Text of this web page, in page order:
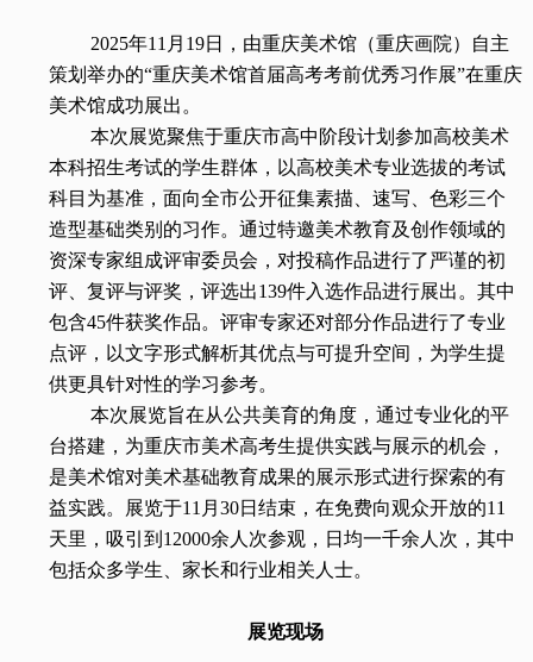
2025年11月19日，由重庆美术馆（重庆画院）自主
策划举办的“重庆美术馆首届高考考前优秀习作展”在重庆
美术馆成功展出。
本次展览聚焦于重庆市高中阶段计划参加高校美术
本科招生考试的学生群体，以高校美术专业选拔的考试
科目为基准，面向全市公开征集素描、速写、色彩三个
造型基础类别的习作。通过特邀美术教育及创作领域的
资深专家组成评审委员会，对投稿作品进行了严谨的初
评、复评与评奖，评选出139件入选作品进行展出。其中
包含45件获奖作品。评审专家还对部分作品进行了专业
点评，以文字形式解析其优点与可提升空间，为学生提
供更具针对性的学习参考。
本次展览旨在从公共美育的角度，通过专业化的平
台搭建，为重庆市美术高考生提供实践与展示的机会，
是美术馆对美术基础教育成果的展示形式进行探索的有
益实践。展览于11月30日结束，在免费向观众开放的11
天里，吸引到12000余人次参观，日均一千余人次，其中
包括众多学生、家长和行业相关人士。
展览现场